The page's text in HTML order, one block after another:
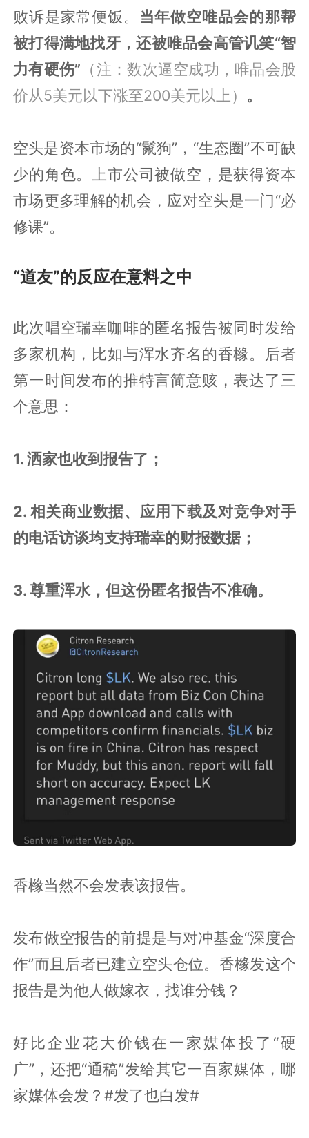
败诉是家常便饭。 当年做空唯品会的那帮
被打得满地找牙，还被唯品会高管讥笑“智
力有硬伤” （注：数次逼空成功，唯品会股
价从5美元以下涨至200美元以上） 。
空头是资本市场的“鬣狗”，“生态圈”不可缺
少的角色。上市公司被做空，是获得资本
市场更多理解的机会，应对空头是一门“必
修课”。
“道友”的反应在意料之中
此次唱空瑞幸咖啡的匿名报告被同时发给
多家机构，比如与浑水齐名的香橼。后者
第一时间发布的推特言简意赅，表达了三
个意思：
1. 洒家也收到报告了；
2. 相关商业数据、应用下载及对竞争对手
的电话访谈均支持瑞幸的财报数据；
3. 尊重浑水，但这份匿名报告不准确。
香橼当然不会发表该报告。
发布做空报告的前提是与对冲基金“深度合
作”而且后者已建立空头仓位。香橼发这个
报告是为他人做嫁衣，找谁分钱？
好比企业花大价钱在一家媒体投了“硬
广”，还把“通稿”发给其它一百家媒体，哪
家媒体会发？#发了也白发#